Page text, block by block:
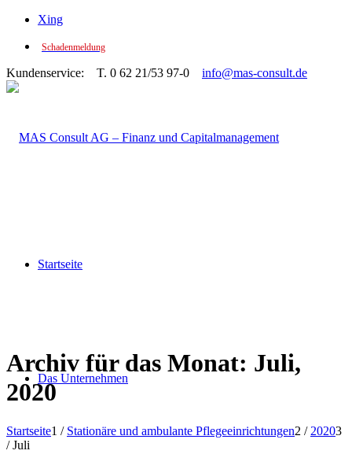
Xing
Schadenmeldung
Kundenservice: T. 0 62 21/53 97-0 info@mas-consult.de
Startseite
Das Unternehmen
Archiv für das Monat: Juli,
2020
Startseite1 / Stationäre und ambulante Pflegeeinrichtungen2 / 20203
/ Juli